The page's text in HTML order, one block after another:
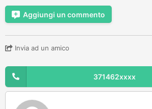
Aggiungi un commento
Invia ad un amico
371462xxxx